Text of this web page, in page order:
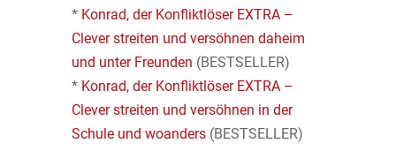
* Konrad, der Konfliktlöser EXTRA –
Clever streiten und versöhnen daheim
und unter Freunden (BESTSELLER)
* Konrad, der Konfliktlöser EXTRA –
Clever streiten und versöhnen in der
Schule und woanders(BESTSELLER)